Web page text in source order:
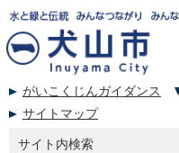
がいこくじんガイダンス
サイトマップ
サイト内検索